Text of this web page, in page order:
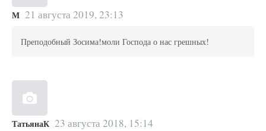
М 21 августа 2019, 23:13
Преподобный Зосима!моли Господа о нас грешных!
ТатьянаК 23 августа 2018, 15:14